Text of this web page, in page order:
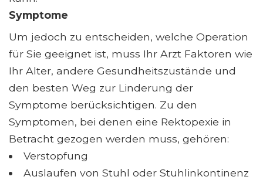
Symptome
Um jedoch zu entscheiden, welche Operation
für Sie geeignet ist, muss Ihr Arzt Faktoren wie
Ihr Alter, andere Gesundheitszustände und
den besten Weg zur Linderung der
Symptome berücksichtigen. Zu den
Symptomen, bei denen eine Rektopexie in
Betracht gezogen werden muss, gehören:
Verstopfung
Auslaufen von Stuhl oder Stuhlinkontinenz